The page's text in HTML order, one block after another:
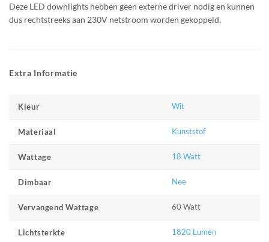
Deze LED downlights hebben geen externe driver nodig en kunnen
dus rechtstreeks aan 230V netstroom worden gekoppeld.
Extra Informatie
Kleur Wit
Materiaal Kunststof
Wattage 18 Watt
Dimbaar Nee
Vervangend Wattage 60 Watt
Lichtsterkte 1820 Lumen